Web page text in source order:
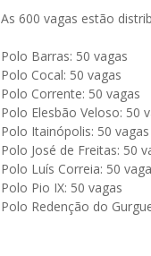
As 600 vagas estão
Polo Barras: 50 vagas
Polo Cocal: 50 vagas
Polo Corrente: 50 vagas
Polo Elesbão Veloso: 50
Polo Itainópolis: 50 vagas
Polo José de Freitas: 50
Polo Luís Correia: 50
Polo Pio IX: 50 vagas
Polo Redenção do